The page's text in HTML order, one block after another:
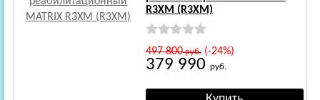
R3XM (R3XM)
497 800руб.(-24%)
379 990 руб.